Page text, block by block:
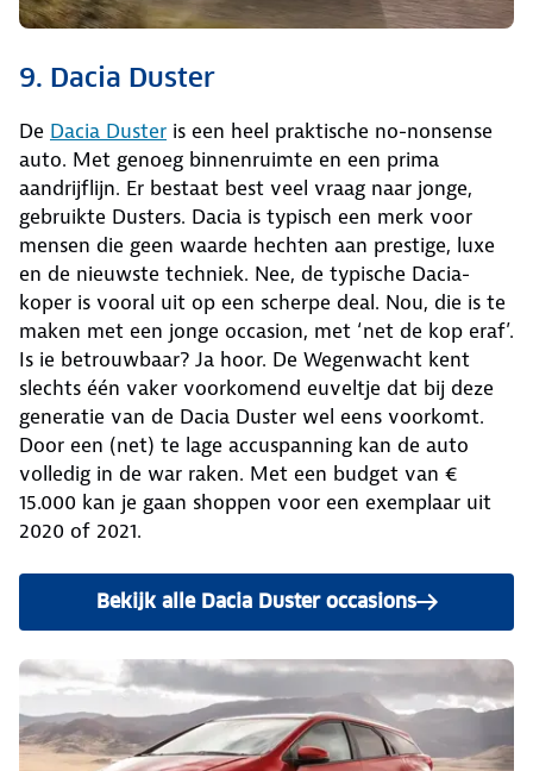
9. Dacia Duster
De Dacia Duster is een heel praktische no-nonsense
auto. Met genoeg binnenruimte en een prima
aandrijflijn. Er bestaat best veel vraag naar jonge,
gebruikte Dusters. Dacia is typisch een merk voor
mensen die geen waarde hechten aan prestige, luxe
en de nieuwste techniek. Nee, de typische Dacia-
koper is vooral uit op een scherpe deal. Nou, die is te
maken met een jonge occasion, met ‘net de kop eraf’.
Is ie betrouwbaar? Ja hoor. De Wegenwacht kent
slechts één vaker voorkomend euveltje dat bij deze
generatie van de Dacia Duster wel eens voorkomt.
Door een (net) te lage accuspanning kan de auto
volledig in de war raken. Met een budget van €
15.000 kan je gaan shoppen voor een exemplaar uit
2020 of 2021.
Bekijk alle Dacia Duster occasions